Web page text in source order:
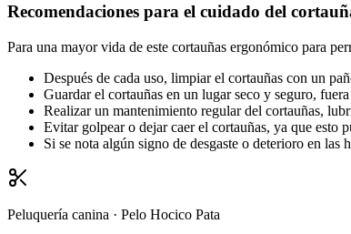
Recomendaciones para el cuidado del
Para una mayor vida de este cortauñas ergonómico para
Después de cada uso, limpiar el cortauñas con un
Guardar el cortauñas en un lugar seco y seguro,
Realizar un mantenimiento regular del cortauñas,
Evitar golpear o dejar caer el cortauñas, ya que esto
Si se nota algún signo de desgaste o deterioro en las
Peluquería canina · Pelo Hocico Pata